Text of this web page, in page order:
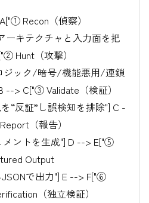
Recon（偵察）
ーキテクチャと入力面を把
Hunt（攻撃）
ック/暗号/機能悪用/連鎖
--> C["③ Validate（検証）
“反証”し誤検知を排除"] C -
（報告）
メントを生成"] D --> E["⑤
Output
で出力"] E --> F["⑥
（独立検証）